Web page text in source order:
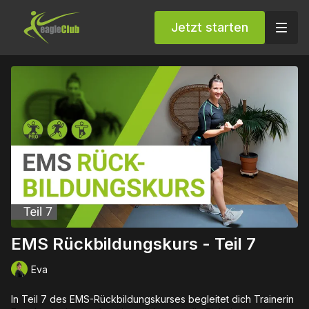
Jetzt starten
EMS Rückbildungskurs - Teil 7
Eva
In Teil 7 des EMS-Rückbildungskurses begleitet dich Trainerin